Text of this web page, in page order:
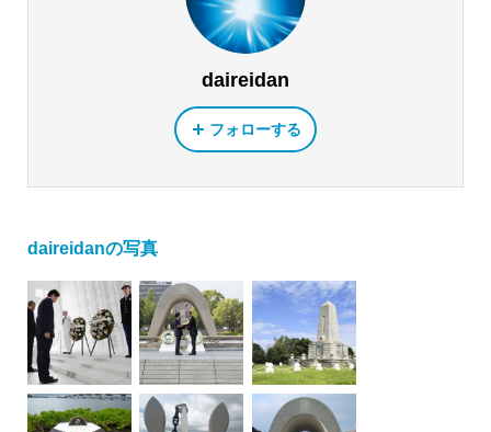
daireidan
フォローする
daireidanの写真